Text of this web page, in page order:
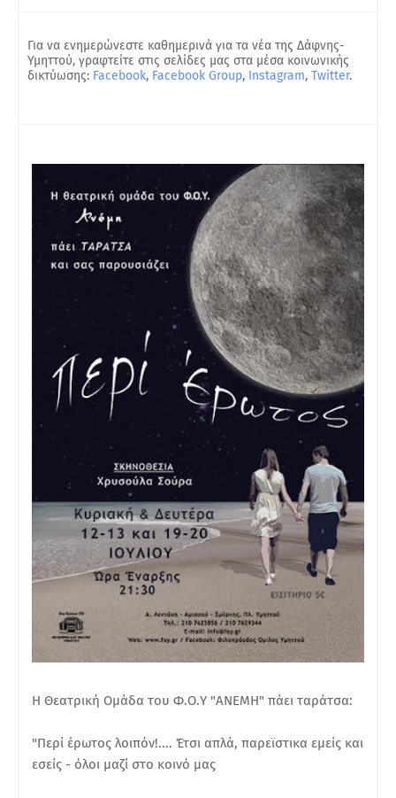
Για να ενημερώνεστε καθημερινά για τα νέα της Δάφνης-
Υμηττού, γραφτείτε στις σελίδες μας στα μέσα κοινωνικής
δικτύωσης: Facebook, Facebook Group, Instagram, Twitter.
Η Θεατρική Ομάδα του Φ.Ο.Υ "ΑΝΕΜΗ" πάει ταράτσα:
"Περί έρωτος λοιπόν!.... Έτσι απλά, παρεϊστικα εμείς και
εσείς - όλοι μαζί στο κοινό μας